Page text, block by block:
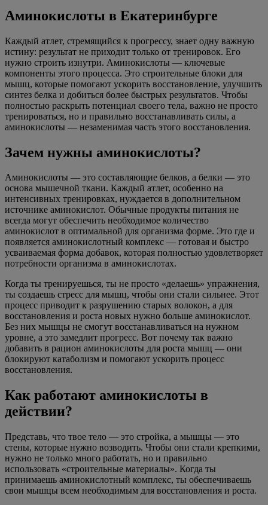
Аминокислоты в Екатеринбурге
Каждый атлет, стремящийся к прогрессу, знает одну важную
истину: результат не приходит только от тренировок. Его
нужно строить изнутри. Аминокислоты — ключевые
компоненты этого процесса. Это строительные блоки для
мышц, которые помогают ускорить восстановление, улучшить
синтез белка и добиться более быстрых результатов. Чтобы
полностью раскрыть потенциал своего тела, важно не просто
тренироваться, но и правильно восстанавливать силы, а
аминокислоты — незаменимая часть этого восстановления.
Зачем нужны аминокислоты?
Аминокислоты — это составляющие белков, а белки — это
основа мышечной ткани. Каждый атлет, особенно на
интенсивных тренировках, нуждается в дополнительном
источнике аминокислот. Обычные продукты питания не
всегда могут обеспечить необходимое количество
аминокислот в оптимальной для организма форме. Это где и
появляется аминокислотный комплекс — готовая и быстро
усваиваемая форма добавок, которая полностью удовлетворяет
потребности организма в аминокислотах.
Когда ты тренируешься, ты не просто «делаешь» упражнения,
ты создаешь стресс для мышц, чтобы они стали сильнее. Этот
процесс приводит к разрушению старых волокон, а для
восстановления и роста новых нужно больше аминокислот.
Без них мышцы не смогут восстанавливаться на нужном
уровне, а это замедлит прогресс. Вот почему так важно
добавить в рацион аминокислоты для роста мышц — они
блокируют катаболизм и помогают ускорить процесс
восстановления.
Как работают аминокислоты в
действии?
Представь, что твое тело — это стройка, а мышцы — это
стены, которые нужно возводить. Чтобы они стали крепкими,
нужно не только много работать, но и правильно
использовать «строительные материалы». Когда ты
принимаешь аминокислотный комплекс, ты обеспечиваешь
свои мышцы всем необходимым для восстановления и роста.